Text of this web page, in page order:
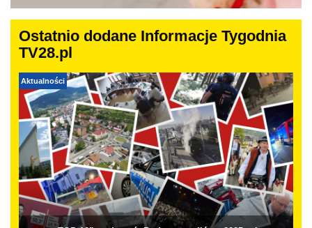
Ostatnio dodane Informacje Tygodnia
TV28.pl
Aktualności